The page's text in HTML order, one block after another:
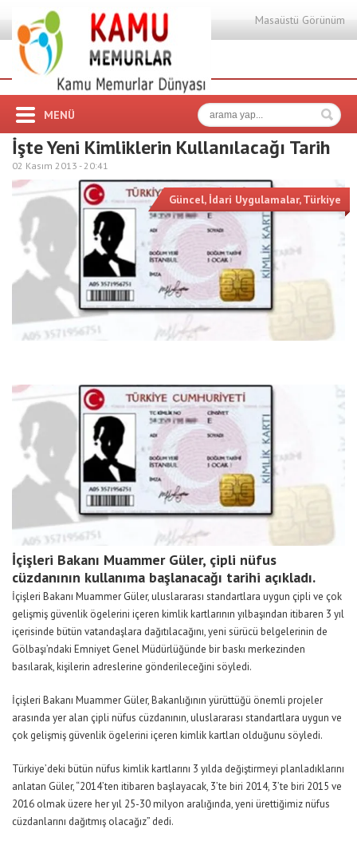
Masaüstü Görünüm
MENÜ
İşte Yeni Kimliklerin Kullanılacağı Tarih
02 Kasım 2013 -20:41
Güncel, İdari Uygulamalar,Türkiye
İçişleri Bakanı Muammer Güler, çipli nüfus
cüzdanının kullanıma başlanacağı tarihi açıkladı.
İçişleri Bakanı Muammer Güler, uluslararası standartlara uygun çipli ve çok
gelişmiş güvenlik ögelerini içeren kimlik kartlarının yılbaşından itibaren 3 yıl
içerisinde bütün vatandaşlara dağıtılacağını, yeni sürücü belgelerinin de
Gölbaşı’ndaki Emniyet Genel Müdürlüğünde bir baskı merkezinden
basılarak, kişilerin adreslerine gönderileceğini söyledi.
İçişleri Bakanı Muammer Güler, Bakanlığının yürüttüğü önemli projeler
arasında yer alan çipli nüfus cüzdanının, uluslararası standartlara uygun ve
çok gelişmiş güvenlik ögelerini içeren kimlik kartları olduğunu söyledi.
Türkiye’deki bütün nüfus kimlik kartlarını 3 yılda değiştirmeyi planladıklarını
anlatan Güler, “2014’ten itibaren başlayacak, 3’te biri 2014, 3’te biri 2015 ve
2016 olmak üzere her yıl 25-30 milyon aralığında, yeni ürettiğimiz nüfus
cüzdanlarını dağıtmış olacağız” dedi.